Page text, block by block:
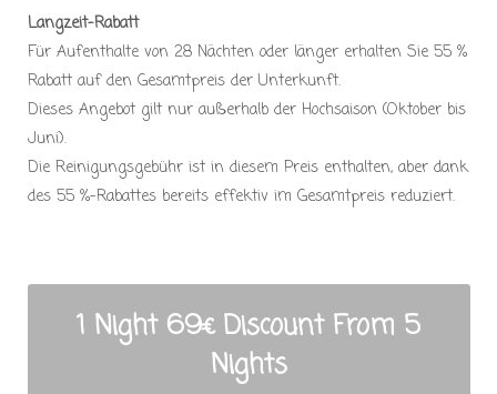
Langzeit-Rabatt
Für Aufenthalte von 28 Nächten oder länger erhalten Sie 55 %
Rabatt auf den Gesamtpreis der Unterkunft.
Dieses Angebot gilt nur außerhalb der Hochsaison (Oktober bis
Juni).
Die Reinigungsgebühr ist in diesem Preis enthalten, aber dank
des 55 %-Rabattes bereits effektiv im Gesamtpreis reduziert.
1 Night 69€ Discount From 5
Nights